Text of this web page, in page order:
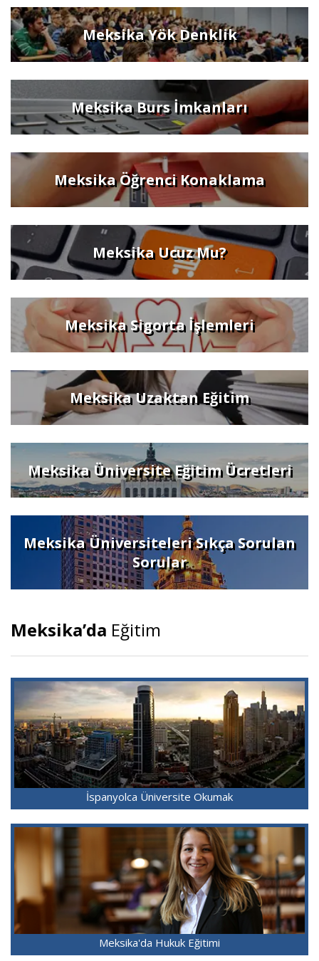
Meksika Yök Denklik
Meksika Burs İmkanları
Meksika Öğrenci Konaklama
Meksika Ucuz Mu?
Meksika Sigorta İşlemleri
Meksika Uzaktan Eğitim
Meksika Üniversite Eğitim Ücretleri
Meksika Üniversiteleri Sıkça Sorulan
Sorular
Meksika’da Eğitim
İspanyolca Üniversite Okumak
Meksika'da Hukuk Eğitimi